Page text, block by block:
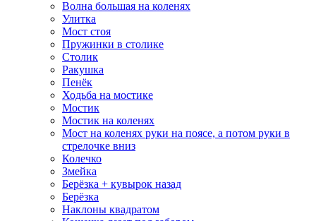
Волна большая на коленях
Улитка
Мост стоя
Пружинки в столике
Столик
Ракушка
Пенёк
Ходьба на мостике
Мостик
Мостик на коленях
Мост на коленях руки на поясе, а потом руки в
стрелочке вниз
Колечко
Змейка
Берёзка + кувырок назад
Берёзка
Наклоны квадратом